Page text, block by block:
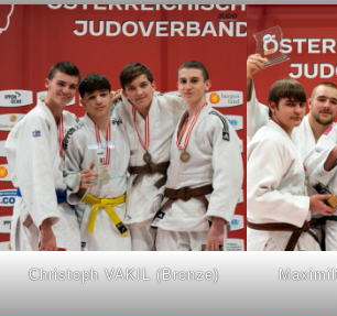
Christoph VAKIL (Bronze)